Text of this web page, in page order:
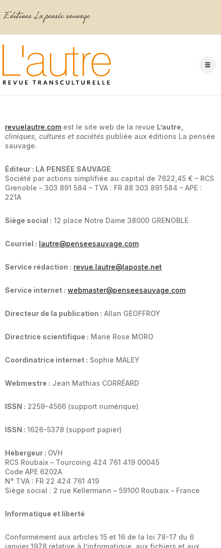
revuelautre.com est le site web de la revue L’autre,
cliniques, cultures et sociétés publiée aux éditions La pensée
sauvage.
Éditeur : LA PENSÉE SAUVAGE
Société par actions simplifiée au capital de 7622,45 € – RCS
Grenoble – 303 891 584 – TVA : FR 88 303 891 584 – APE :
221A
Siège social : 12 place Notre Dame 38000 GRENOBLE
Courriel : lautre@penseesauvage.com
Service rédaction : revue.lautre@laposte.net
Service internet : webmaster@penseesauvage.com
Directeur de la publication : Allan GEOFFROY
Directrice scientifique : Marie Rose MORO
Coordinatrice internet : Sophie MALEY
Webmestre : Jean Mathias CORRÉARD
ISSN : 2259-4566 (support numérique)
ISSN : 1626-5378 (support papier)
Hébergeur : OVH
RCS Roubaix – Tourcoing 424 761 419 00045
Code APE 6202A
N° TVA : FR 22 424 761 419
Siège social : 2 rue Kellermann – 59100 Roubaix – France
Informatique et liberté
Conformément aux articles 15 et 16 de la loi 78-17 du 6
janvier 1978 relative à l’informatique, aux fichiers et aux